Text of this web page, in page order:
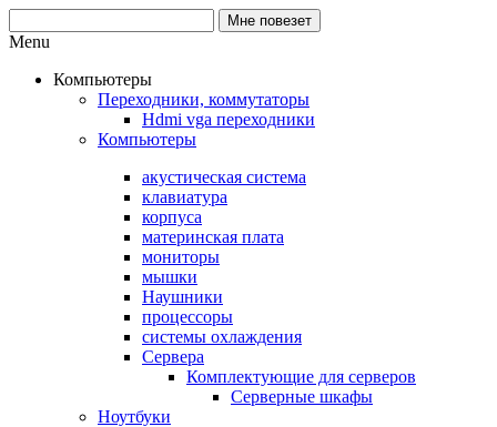
Menu
Компьютеры
Переходники, коммутаторы
Hdmi vga переходники
Компьютеры
акустическая система
клавиатура
корпуса
материнская плата
мониторы
мышки
Наушники
процессоры
системы охлаждения
Сервера
Комплектующие для серверов
Серверные шкафы
Ноутбуки